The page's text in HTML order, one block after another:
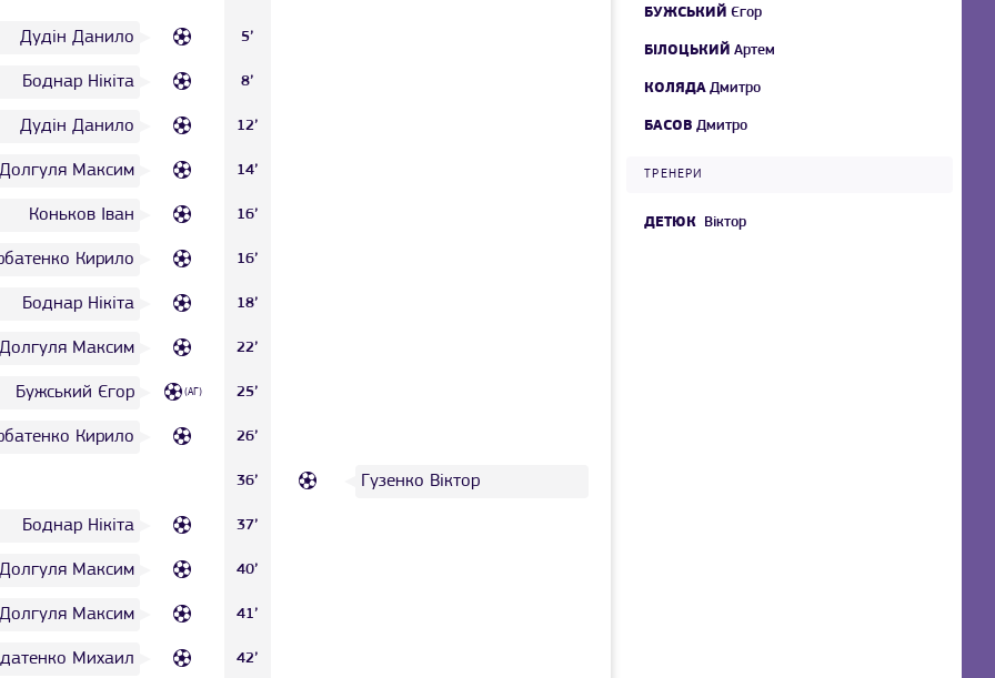
Дудін Данило 5’
Боднар Нікіта 8’
Дудін Данило 12’
Долгуля Максим 14’
Коньков Іван 16’
Кирило 16’
Боднар Нікіта 18’
Долгуля Максим 22’
Бужський Єгор (АГ) 25’
Кирило 26’
36’ Гузенко Віктор
Боднар Нікіта 37’
Долгуля Максим 40’
Долгуля Максим 41’
Михаил 42’
БУЖСЬКИЙ Єгор
БІЛОЦЬКИЙ Артем
КОЛЯДА Дмитро
БАСОВ Дмитро
ТРЕНЕРИ
ДЕТЮК Віктор